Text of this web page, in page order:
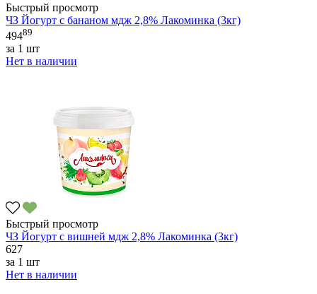
Быстрый просмотр
ЧЗ Йогурт с бананом мдж 2,8% Лакоминка (3кг)
49489
за 1 шт
Нет в наличии
Быстрый просмотр
ЧЗ Йогурт с вишней мдж 2,8% Лакоминка (3кг)
627
за 1 шт
Нет в наличии